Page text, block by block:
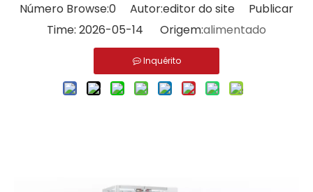
Número Browse:0 Autor:editor do site Publicar
Time: 2026-05-14 Origem:alimentado
Inquérito